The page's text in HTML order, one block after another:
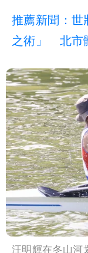
推薦新聞：世
之術」 北市
汪明輝在冬山河